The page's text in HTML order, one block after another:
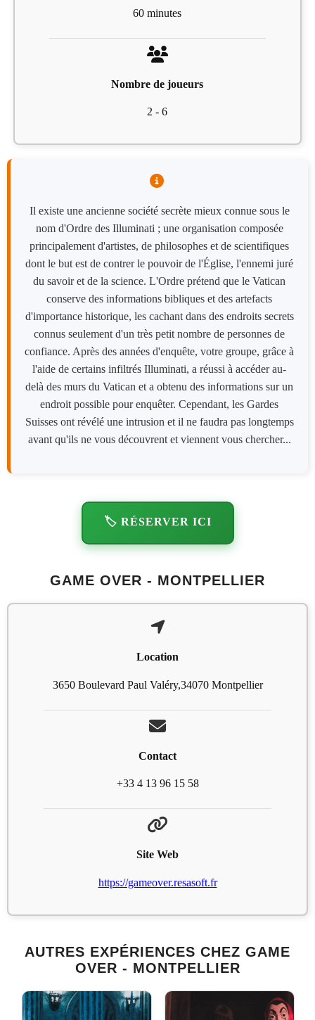
60 minutes
Nombre de joueurs
2 - 6
Il existe une ancienne société secrète mieux connue sous le
nom d'Ordre des Illuminati ; une organisation composée
principalement d'artistes, de philosophes et de scientifiques
dont le but est de contrer le pouvoir de l'Église, l'ennemi juré
du savoir et de la science. L'Ordre prétend que le Vatican
conserve des informations bibliques et des artefacts
d'importance historique, les cachant dans des endroits secrets
connus seulement d'un très petit nombre de personnes de
confiance. Après des années d'enquête, votre groupe, grâce à
l'aide de certains infiltrés Illuminati, a réussi à accéder au-
delà des murs du Vatican et a obtenu des informations sur un
endroit possible pour enquêter. Cependant, les Gardes
Suisses ont révélé une intrusion et il ne faudra pas longtemps
avant qu'ils ne vous découvrent et viennent vous chercher...
🏷️ RÉSERVER ICI
GAME OVER - MONTPELLIER
Location
3650 Boulevard Paul Valéry,34070 Montpellier
Contact
+33 4 13 96 15 58
Site Web
https://gameover.resasoft.fr
AUTRES EXPÉRIENCES CHEZ GAME
OVER - MONTPELLIER